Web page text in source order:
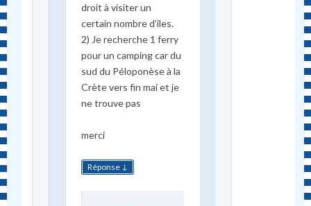
droit à visiter un
certain nombre d’iles.
2) Je recherche 1 ferry
pour un camping car du
sud du Péloponèse à la
Crète vers fin mai et je
ne trouve pas
merci
Réponse ↓